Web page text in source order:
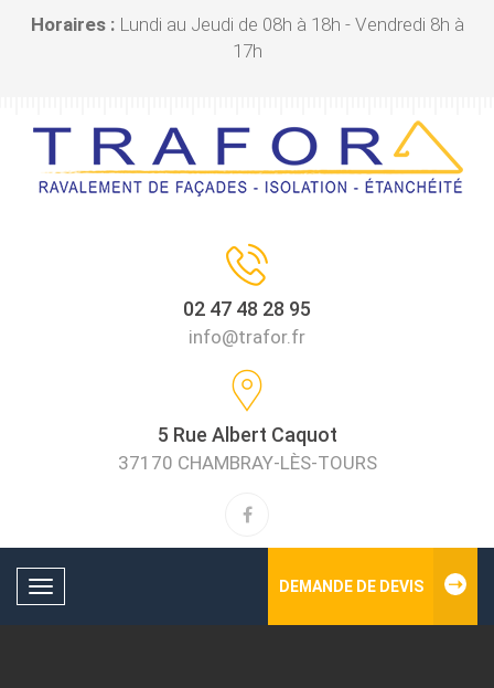
Horaires :Lundi au Jeudi de 08h à 18h - Vendredi 8h à
17h
02 47 48 28 95
info@trafor.fr
5 Rue Albert Caquot
37170 CHAMBRAY-LÈS-TOURS
Toggle
DEMANDE DE DEVIS